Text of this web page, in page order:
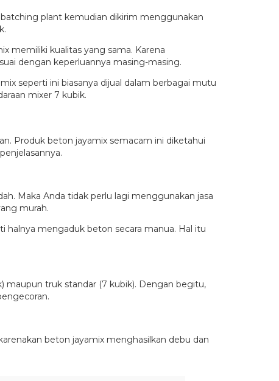
batching plant kemudian dikirim menggunakan
memiliki kualitas yang sama. Karena
dengan keperluannya masing-masing.
seperti ini biasanya dijual dalam berbagai mutu
mixer 7 kubik.
Produk beton jayamix semacam ini diketahui
Maka Anda tidak perlu lagi menggunakan jasa
murah.
halnya mengaduk beton secara manua. Hal itu
maupun truk standar (7 kubik). Dengan begitu,
beton jayamix menghasilkan debu dan